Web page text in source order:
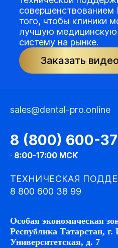
совершенствованием
того, чтобы клиники
лучшую
систему на рынке.
Заказать
sales@dental-pro.online
8 (800) 600-
· 8:00-17:00 МСК
ТЕХНИЧЕСКАЯ
8 800 600 38 99
Особая экономическая
Республика Татарстан,
Университетская, д. 7